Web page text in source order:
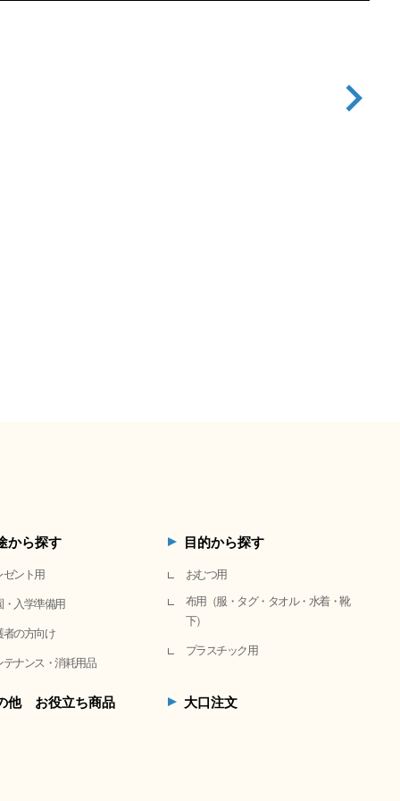
から探す
ゼント用
・入学準備用
者の方向け
テナンス・消耗用品
目的から探す
おむつ用
布用（服・タグ・タオル・水着・靴
下）
プラスチック用
他 お役立ち商品 大口注文